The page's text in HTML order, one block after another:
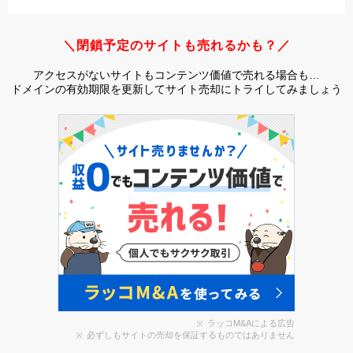
＼閉鎖予定のサイトも売れるかも？／
アクセスがないサイトもコンテンツ価値で売れる場合も…
ドメインの有効期限を更新してサイト売却にトライしてみましょう
ラッコM&Aによる広告
必ずしもサイトの売却を保証するものではありません